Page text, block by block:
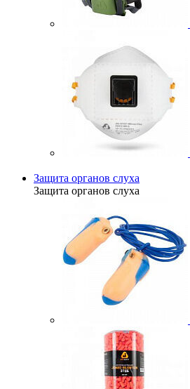
Защита органов слуха
Защита органов слуха